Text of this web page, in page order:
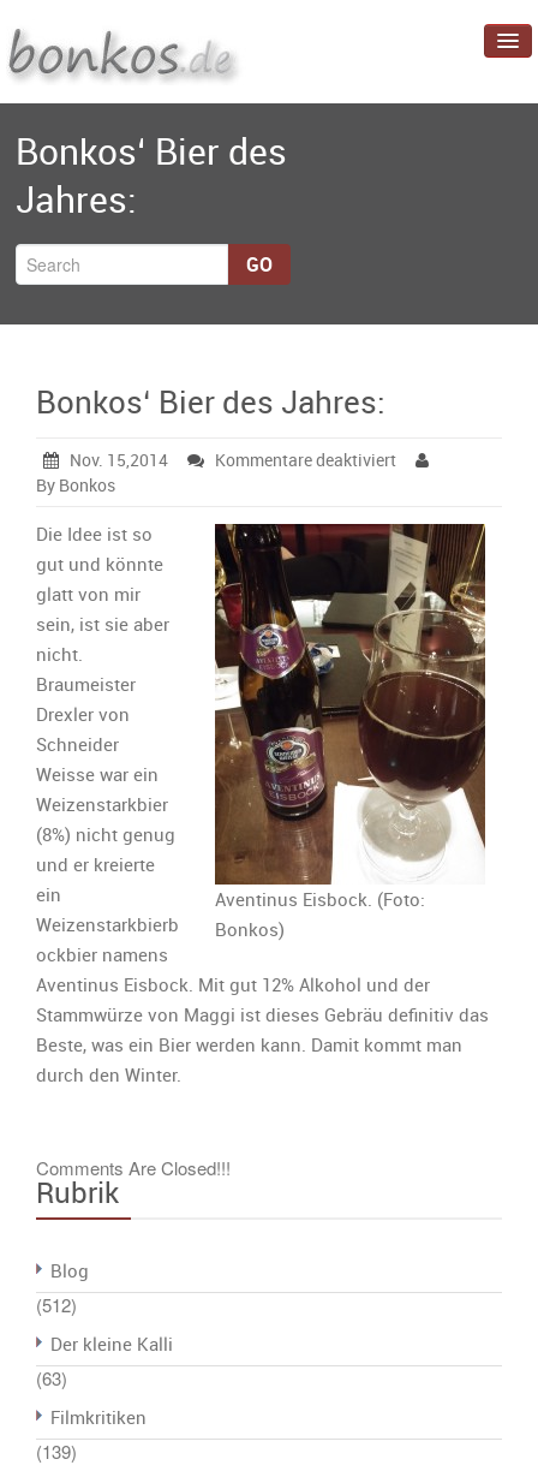
Startseite
Blog
Projekte
Über mich
Bonkos‘ Bier des
Jahres:
GO
Bonkos‘ Bier des Jahres:
Nov. 15,2014 Kommentare deaktiviertfür
des
Jahres:
By Bonkos
Aventinus Eisbock. (Foto:
Bonkos)
Die Idee ist so
gut und könnte
glatt von mir
sein, ist sie aber
nicht.
Braumeister
Drexler von
Schneider
Weisse war ein
Weizenstarkbier
(8%) nicht genug
und er kreierte
ein
Weizenstarkbierb
ockbier namens
Aventinus Eisbock. Mit gut 12% Alkohol und der
Stammwürze von Maggi ist dieses Gebräu definitiv das
Beste, was ein Bier werden kann. Damit kommt man
durch den Winter.
Comments Are Closed!!!
Rubrik
Blog
(512)
Der kleine Kalli
(63)
Filmkritiken
(139)